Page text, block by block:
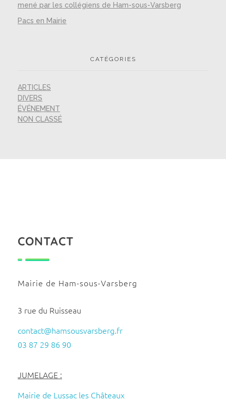
mené par les collégiens de Ham-sous-Varsberg
Pacs en Mairie
CATÉGORIES
ARTICLES
DIVERS
ÉVÉNEMENT
NON CLASSÉ
CONTACT
Mairie de Ham-sous-Varsberg
3 rue du Ruisseau
contact@hamsousvarsberg.fr
03 87 29 86 90
JUMELAGE :
Mairie de Lussac les Châteaux